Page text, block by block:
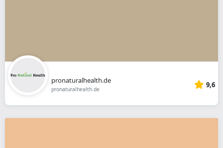
pronaturalhealth.de
pronaturalhealth.de 9,6